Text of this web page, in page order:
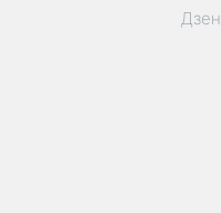
Дзен